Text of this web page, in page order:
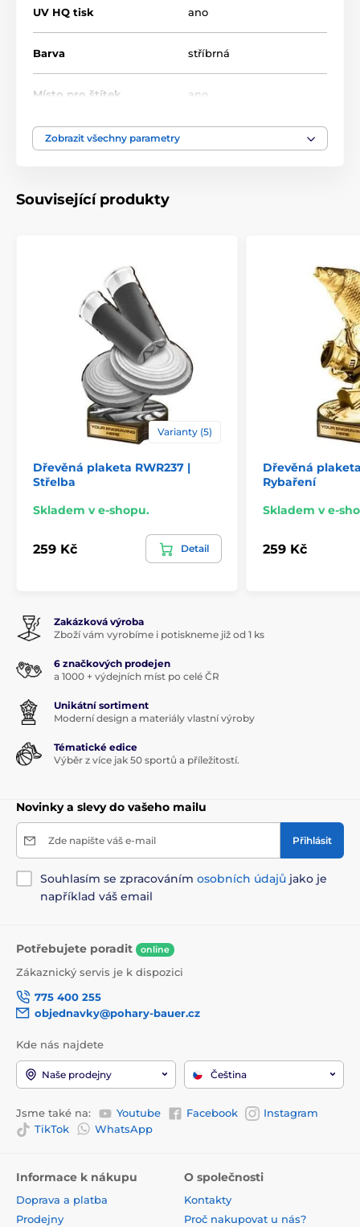
UV HQ tisk ano
Barva stříbrná
Místo pro štítek ano
Výška cm
Způsob personalizace
Zobrazit všechny parametry
Související produkty
Varianty (5)
Dřevěná plaketa RWR237 |
Střelba
Skladem v e-shopu.
259 Kč Detail
Dřevěná
Rybaření
Skladem v e-
259 Kč
Zakázková výroba
Zboží vám vyrobíme i potiskneme již od 1 ks
6 značkových prodejen
a 1000 + výdejních míst po celé ČR
Unikátní sortiment
Moderní design a materiály vlastní výroby
Tématické edice
Výběr z více jak 50 sportů a příležitostí.
Novinky a slevy do vašeho mailu
Zde napište váš e-mail Přihlásit
Souhlasím se zpracováním osobních údajů jako je
například váš email
Potřebujete poradit online
Zákaznický servis je k dispozici
775 400 255
objednavky@pohary-bauer.cz
Kde nás najdete
Naše prodejny Čeština
Jsme také na: Youtube Facebook
Instagram
TikTok
WhatsApp
Informace k nákupu
Doprava a platba
Prodejny
O společnosti
Kontakty
Proč nakupovat u nás?